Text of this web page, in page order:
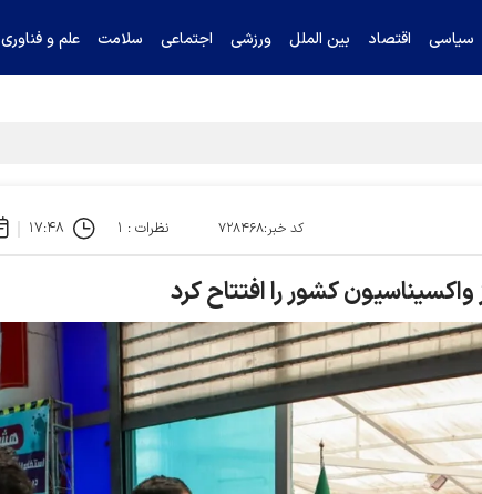
سیاسی اقتصاد بین الملل ورزشی اجتماعی سلامت علم و فناوری
کد خبر:۷۲۸۴۶۸ نظرات : ۱ ۱۷:۴۸
کشور را افتتاح کرد